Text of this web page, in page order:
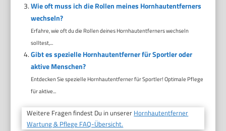
Wie oft muss ich die Rollen meines Hornhautentferners
wechseln?
Erfahre, wie oft du die Rollen deines Hornhautentferners wechseln
solltest,...
Gibt es spezielle Hornhautentferner für Sportler oder
aktive Menschen?
Entdecken Sie spezielle Hornhautentferner für Sportler! Optimale Pflege
für aktive...
Weitere Fragen findest Du in unserer Hornhautentferner
Wartung & Pflege FAQ-Übersicht.